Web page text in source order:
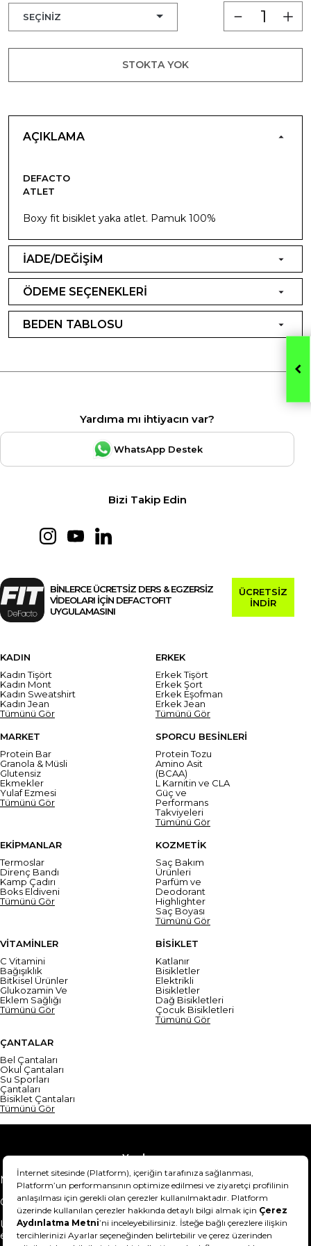
STOKTA YOK
AÇIKLAMA
DEFACTO
ATLET
Boxy fit bisiklet yaka atlet. Pamuk 100%
İADE/DEĞİŞİM
ÖDEME SEÇENEKLERİ
BEDEN TABLOSU
Yardıma mı ihtiyacın var?
WhatsApp Destek
Bizi Takip Edin
BİNLERCE ÜCRETSİZ DERS & EGZERSİZ
VİDEOLARI İÇİN DEFACTOFIT
UYGULAMASINI
ÜCRETSİZ
İNDİR
KADIN
Kadın Tişört
Kadın Mont
Kadın Sweatshirt
Kadın Jean
Tümünü Gör
ERKEK
Erkek Tişört
Erkek Şort
Erkek Eşofman
Erkek Jean
Tümünü Gör
MARKET
Protein Bar
Granola & Müsli
Glutensiz
Ekmekler
Yulaf Ezmesi
Tümünü Gör
SPORCU BESİNLERİ
Protein Tozu
Amino Asit
(BCAA)
L Karnitin ve CLA
Güç ve
Performans
Takviyeleri
Tümünü Gör
EKİPMANLAR
Termoslar
Direnç Bandı
Kamp Çadırı
Boks Eldiveni
Tümünü Gör
KOZMETİK
Saç Bakım
Ürünleri
Parfüm ve
Deodorant
Highlighter
Saç Boyası
Tümünü Gör
VİTAMİNLER
C Vitamini
Bağışıklık
Bitkisel Ürünler
Glukozamin Ve
Eklem Sağlığı
Tümünü Gör
BİSİKLET
Katlanır
Bisikletler
Elektrikli
Bisikletler
Dağ Bisikletleri
Çocuk Bisikletleri
Tümünü Gör
ÇANTALAR
Bel Çantaları
Okul Çantaları
Su Sporları
Çantaları
Bisiklet Çantaları
Tümünü Gör
Yardım
Mesafeli Satış Sözleşmesi
Teslimat Bilgisi
Gizlilik Sözleşmesi
Şartlar & Koşullar
Ürünümü nasıl iade
edebilirim?
Hakkımızda